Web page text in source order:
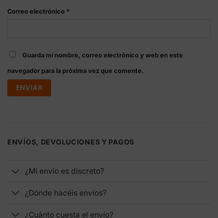
Correo electrónico *
Guarda mi nombre, correo electrónico y web en este
navegador para la próxima vez que comente.
ENVÍOS, DEVOLUCIONES Y PAGOS
¿Mi envío es discreto?
¿Dónde hacéis envíos?
¿Cuánto cuesta el envío?